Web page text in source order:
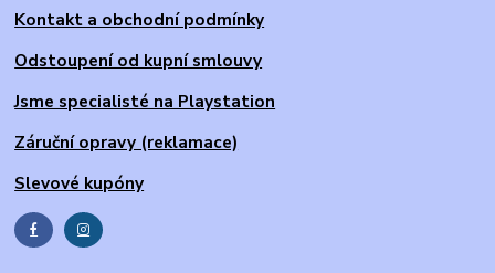
Kontakt a obchodní podmínky
Odstoupení od kupní smlouvy
Jsme specialisté na Playstation
Záruční opravy (reklamace)
Slevové kupóny